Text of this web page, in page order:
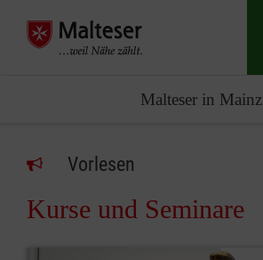
Malteser in Mainz
Vorlesen
Kurse und Seminare